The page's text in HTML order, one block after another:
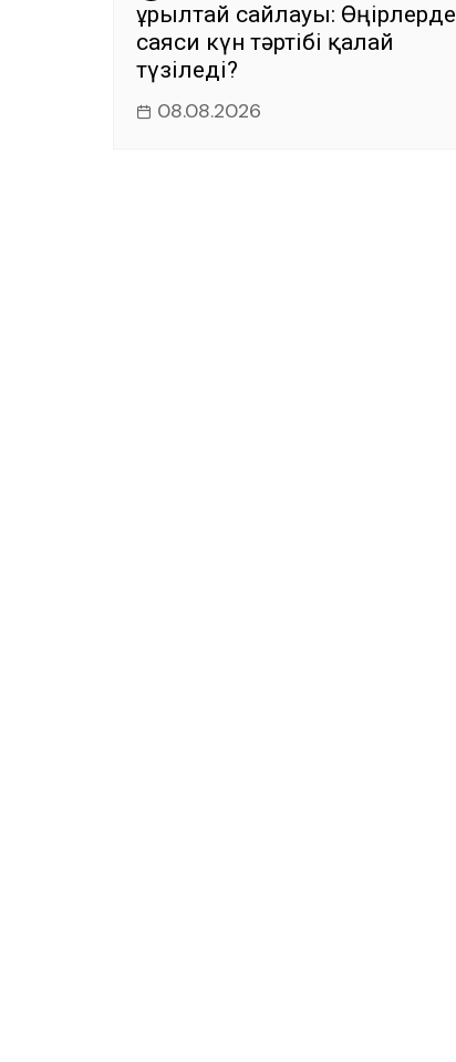
Құрылтай сайлауы: Өңірлерде
саяси күн тәртібі қалай
түзіледі?
08.08.2026